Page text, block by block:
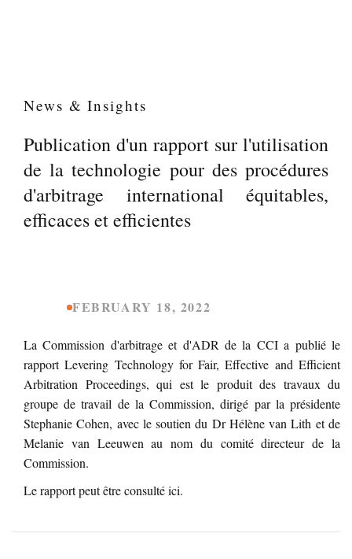
News & Insights
Publication d'un rapport sur l'utilisation
de la technologie pour des procédures
d'arbitrage international équitables,
efficaces et efficientes
FEBRUARY 18, 2022
La Commission d'arbitrage et d'ADR de la CCI a publié le
rapport Levering Technology for Fair, Effective and Efficient
Arbitration Proceedings, qui est le produit des travaux du
groupe de travail de la Commission, dirigé par la présidente
Stephanie Cohen, avec le soutien du Dr Hélène van Lith et de
Melanie van Leeuwen au nom du comité directeur de la
Commission.
Le rapport peut être consultéici.